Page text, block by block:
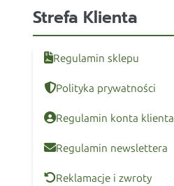
Strefa Klienta
Regulamin sklepu
Polityka prywatności
Regulamin konta klienta
Regulamin newslettera
Reklamacje i zwroty